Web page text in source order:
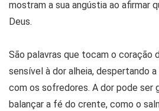
mostram a sua angústia ao afirmar
Deus.
São palavras que tocam o coração
sensível à dor alheia, despertando
com os sofredores. A dor pode ser
balançar a fé do crente, como o